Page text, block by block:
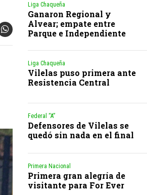
Liga Chaqueña
Ganaron Regional y
Alvear; empate entre
Parque e Independiente
Liga Chaqueña
Vilelas puso primera ante
Resistencia Central
Federal “A”
Defensores de Vilelas se
quedó sin nada en el final
Primera Nacional
Primera gran alegría de
visitante para For Ever